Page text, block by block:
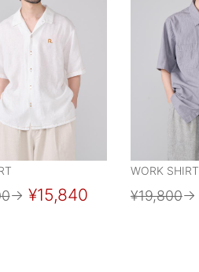
→ ¥15,840
WORK SHIRT
¥19,800→